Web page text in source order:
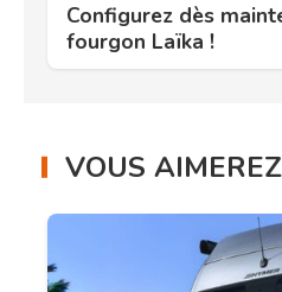
Configurez dès
fourgon Laïka !
VOUS